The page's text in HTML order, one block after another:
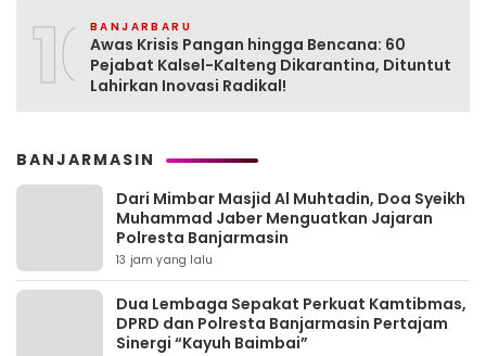
10BANJARBARU
Awas Krisis Pangan hingga Bencana: 60
Pejabat Kalsel-Kalteng Dikarantina, Dituntut
Lahirkan Inovasi Radikal!
BANJARMASIN
Dari Mimbar Masjid Al Muhtadin, Doa Syeikh
Muhammad Jaber Menguatkan Jajaran
Polresta Banjarmasin
13 jam yang lalu
Dua Lembaga Sepakat Perkuat Kamtibmas,
DPRD dan Polresta Banjarmasin Pertajam
Sinergi “Kayuh Baimbai”